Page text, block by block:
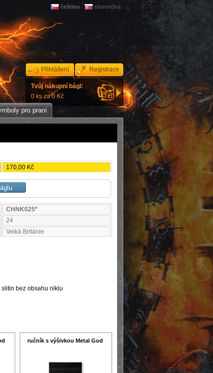
Přihlášení Registrace
pro praní
čeština slovenčina
Tvůj nákupní bágl:
0 ks za 0 Kč
170,00 Kč
CHNK025*
24
Velká Británie
bez obsahu niklu
ručník s výšivkou Metal God